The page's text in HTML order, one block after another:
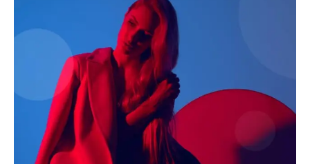
AIN NEWS 1
Contact Us
About Us
Privacy Policy
Terms of Use Agreement
Facebook
X WhatsApp
Share